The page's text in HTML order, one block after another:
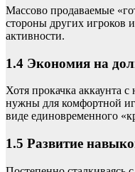
Массово продаваемые
стороны других игроков
активности.
1.4 Экономия на
Хотя прокачка аккаунта
нужны для комфортной
виде единовременного
1.5 Развитие